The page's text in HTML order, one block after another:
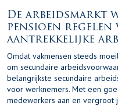
De arbeidsmarkt
pensioen
aantrekkelijke
Omdat vakmensen steeds
om secundaire
belangrijkste secundaire
voor werknemers. Met een
medewerkers aan en vergroot